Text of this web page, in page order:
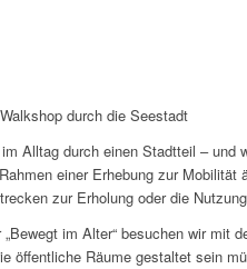
durch die Seestadt
Alltag durch einen Stadtteil –
einer Erhebung zur
zur Erholung oder die
im Alter“ besuchen wir
öffentliche Räume gestaltet sein